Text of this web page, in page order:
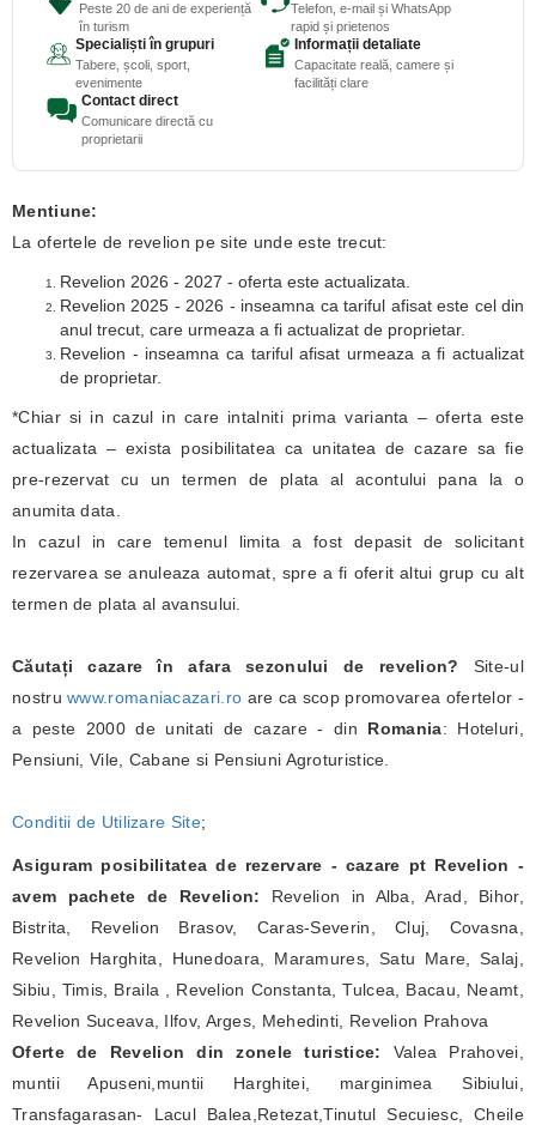
Peste 20 de ani de experiență
în turism
Telefon, e-mail și WhatsApp
rapid și prietenos
Specialiști în grupuri
Tabere, școli, sport,
evenimente
Informații detaliate
Capacitate reală, camere și
facilități clare
Contact direct
Comunicare directă cu
proprietarii
Mentiune:
La ofertele de revelion pe site unde este trecut:
Revelion 2026 - 2027 - oferta este actualizata.
Revelion 2025 - 2026 - inseamna ca tariful afisat este cel din
anul trecut, care urmeaza a fi actualizat de proprietar.
Revelion - inseamna ca tariful afisat urmeaza a fi actualizat
de proprietar.
*Chiar si in cazul in care intalniti prima varianta – oferta este
actualizata – exista posibilitatea ca unitatea de cazare sa fie
pre-rezervat cu un termen de plata al acontului pana la o
anumita data.
In cazul in care temenul limita a fost depasit de solicitant
rezervarea se anuleaza automat, spre a fi oferit altui grup cu alt
termen de plata al avansului.
Căutați cazare în afara sezonului de revelion? Site-ul
nostruwww.romaniacazari.ro are ca scop promovarea ofertelor -
a peste 2000 de unitati de cazare - din Romania: Hoteluri,
Pensiuni, Vile, Cabane si Pensiuni Agroturistice.
Conditii de Utilizare Site;
Asiguram posibilitatea de rezervare - cazare pt Revelion -
avem pachete de Revelion: Revelion in Alba, Arad, Bihor,
Bistrita, Revelion Brasov, Caras-Severin, Cluj, Covasna,
Revelion Harghita, Hunedoara, Maramures, Satu Mare, Salaj,
Sibiu, Timis, Braila , Revelion Constanta, Tulcea, Bacau, Neamt,
Revelion Suceava, Ilfov, Arges, Mehedinti, Revelion Prahova
Oferte de Revelion din zonele turistice: Valea Prahovei,
muntii Apuseni,muntii Harghitei, marginimea Sibiului,
Transfagarasan- Lacul Balea,Retezat,Tinutul Secuiesc, Cheile